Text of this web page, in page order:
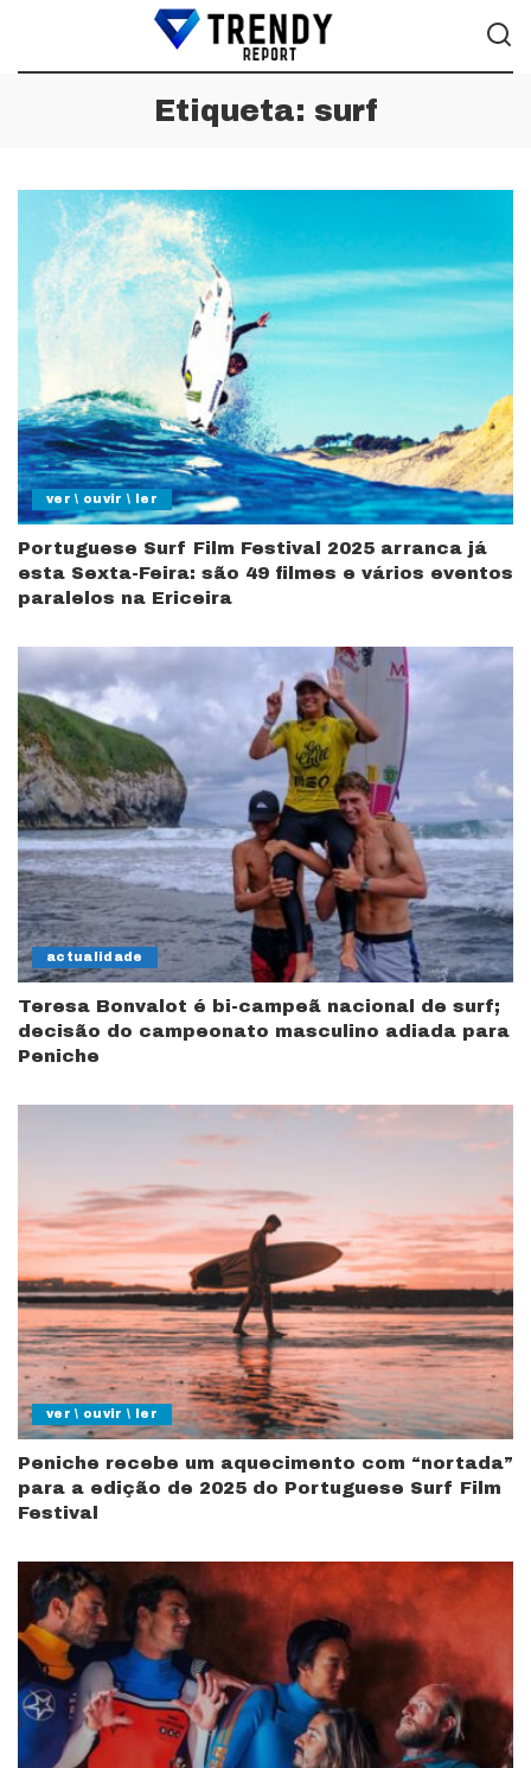
Etiqueta: surf
ver \ ouvir \ ler
Portuguese Surf Film Festival 2025 arranca já
esta Sexta-Feira: são 49 filmes e vários eventos
paralelos na Ericeira
actualidade
Teresa Bonvalot é bi-campeã nacional de surf;
decisão do campeonato masculino adiada para
Peniche
ver \ ouvir \ ler
Peniche recebe um aquecimento com “nortada”
para a edição de 2025 do Portuguese Surf Film
Festival